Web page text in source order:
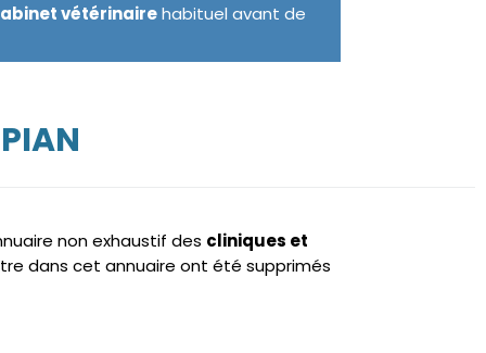
vétérinairehabituel avant de
non exhaustif des cliniques et
dans cet annuaire ont été supprimés